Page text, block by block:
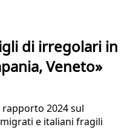
di irregolari in
Veneto»
rapporto 2024 sul
e italiani fragili